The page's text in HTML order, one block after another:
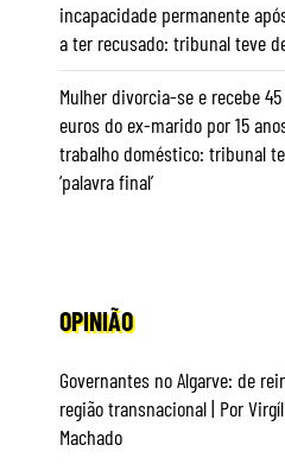
incapacidade permanente
a ter recusado: tribunal teve
Mulher divorcia-se e recebe
euros do ex-marido por 15
trabalho doméstico: tribunal
‘palavra final’
OPINIÃO
Governantes no Algarve: de
região transnacional | Por
Machado